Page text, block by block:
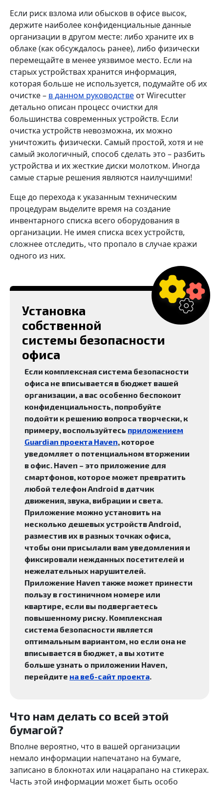
Если риск взлома или обысков в офисе высок,
держите наиболее конфиденциальные данные
организации в другом месте: либо храните их в
облаке (как обсуждалось ранее), либо физически
перемещайте в менее уязвимое место. Если на
старых устройствах хранится информация,
которая больше не используется, подумайте об их
очистке – в данном руководстве от Wirecutter
детально описан процесс очистки для
большинства современных устройств. Если
очистка устройств невозможна, их можно
уничтожить физически. Самый простой, хотя и не
самый экологичный, способ сделать это – разбить
устройства и их жесткие диски молотком. Иногда
самые старые решения являются наилучшими!
Еще до перехода к указанным техническим
процедурам выделите время на создание
инвентарного списка всего оборудования в
организации. Не имея списка всех устройств,
сложнее отследить, что пропало в случае кражи
одного из них.
Установка
собственной
системы безопасности
офиса
Если комплексная система безопасности
офиса не вписывается в бюджет вашей
организации, а вас особенно беспокоит
конфиденциальность, попробуйте
подойти к решению вопроса творчески, к
примеру, воспользуйтесь приложением
Guardian проекта Haven, которое
уведомляет о потенциальном вторжении
в офис. Haven – это приложение для
смартфонов, которое может превратить
любой телефон Android в датчик
движения, звука, вибрации и света.
Приложение можно установить на
несколько дешевых устройств Android,
разместив их в разных точках офиса,
чтобы они присылали вам уведомления и
фиксировали нежданных посетителей и
нежелательных нарушителей.
Приложение Haven также может принести
пользу в гостиничном номере или
квартире, если вы подвергаетесь
повышенному риску. Комплексная
система безопасности является
оптимальным вариантом, но если она не
вписывается в бюджет, а вы хотите
больше узнать о приложении Haven,
перейдите на веб-сайт проекта.
Что нам делать со всей этой
бумагой?
Вполне вероятно, что в вашей организации
немало информации напечатано на бумаге,
записано в блокнотах или нацарапано на стикерах.
Часть этой информации может быть особо